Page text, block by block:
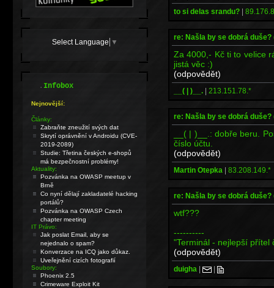
to si delas srandu? |
re: Našla by se dobrá
Za 4000,- Kč ti to velice
jistá věc :)
(odpovědět)
__( | )__. | 213.151.78.*
re: Našla by se dobrá
__( | )__.: dobře beru.
číslo účtu.
(odpovědět)
Martin Otepka | 83.208.149.*
re: Našla by se dobrá
wtf???
----------
"Terminál - nejlepší přítel
(odpovědět)
duigha | |
Select Language ▼
.Infobox
Nejnovější:
Články:
Zabraňte zneužití svých dat
Skrytí oprávnění v Androidu (CVE-
2019-2089)
Studie: Třetina českých e-shopů
má bezpečnostní problémy!
Aktuality:
Pozvánka na OWASP meetup v
Brně
Co nyní dělají zakladatelé hacking
portálů?
Pozvánka na OWASP Czech
chapter meeting
IT Právo:
Jak poslat Email, aby se
nejednalo o spam?
Konverzace na ICQ jako důkaz.
Uveřejnění cizích fotografií
Soubory:
Phoenix 2.5
Crimeware Exploit Kit